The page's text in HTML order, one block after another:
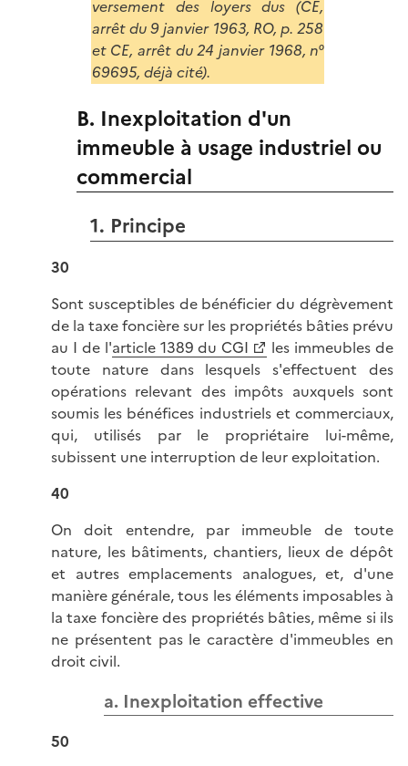
versement des loyers dus (CE,
arrêt du 9 janvier 1963, RO, p. 258
et CE, arrêt du 24 janvier 1968, n°
69695, déjà cité).
B. Inexploitation d'un
immeuble à usage industriel ou
commercial
1. Principe
30
Sont susceptibles de bénéficier du dégrèvement
de la taxe foncière sur les propriétés bâties prévu
au I de l'article 1389 du CGI
les immeubles de
toute nature dans lesquels s'effectuent des
opérations relevant des impôts auxquels sont
soumis les bénéfices industriels et commerciaux,
qui, utilisés par le propriétaire lui-même,
subissent une interruption de leur exploitation.
40
On doit entendre, par immeuble de toute
nature, les bâtiments, chantiers, lieux de dépôt
et autres emplacements analogues, et, d'une
manière générale, tous les éléments imposables à
la taxe foncière des propriétés bâties, même si ils
ne présentent pas le caractère d'immeubles en
droit civil.
a. Inexploitation effective
50